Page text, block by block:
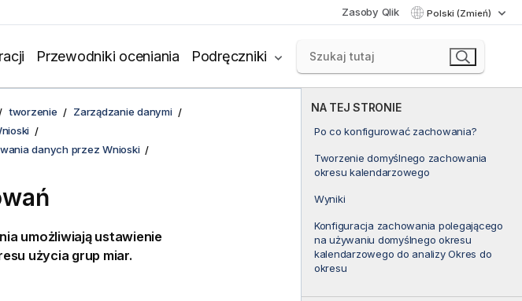
Zasoby Qlik Polski (Zmień)
Przewodniki oceniania Podręczniki
NA TEJ STRONIE
Po co konfigurować zachowania?
Tworzenie domyślnego zachowania
okresu kalendarzowego
Wyniki
Konfiguracja zachowania polegającego
na używaniu domyślnego okresu
kalendarzowego do analizy Okres do
okresu
tworzenie
Zarządzanie danymi
danych przez Wnioski
umożliwiają ustawienie
użycia grup miar.